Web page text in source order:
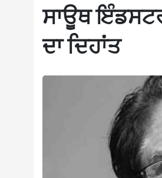
ਸਾਊਥ
ਦਾ ਦਿਹਾਂਤ